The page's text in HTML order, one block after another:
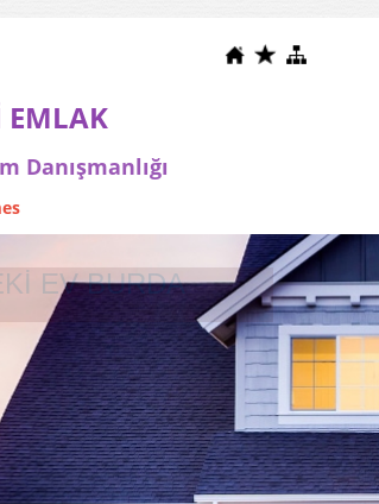
EMLAK
Danışmanlığı